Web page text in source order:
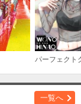
一覧へ